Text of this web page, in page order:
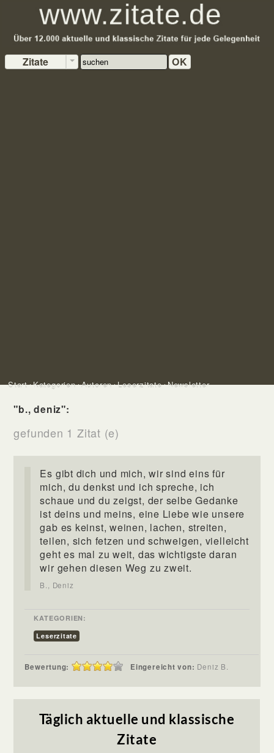
Zitate OK
Start Kategorien Autoren Leserzitate Newsletter
"b., deniz":
gefunden 1 Zitat (e)
Es gibt dich und mich, wir sind eins für
mich, du denkst und ich spreche, ich
schaue und du zeigst, der selbe Gedanke
ist deins und meins, eine Liebe wie unsere
gab es keinst, weinen, lachen, streiten,
teilen, sich fetzen und schweigen, vielleicht
geht es mal zu weit, das wichtigste daran
wir gehen diesen Weg zu zweit.
B., Deniz
KATEGORIEN:
Leserzitate
Bewertung: Eingereicht von: Deniz B.